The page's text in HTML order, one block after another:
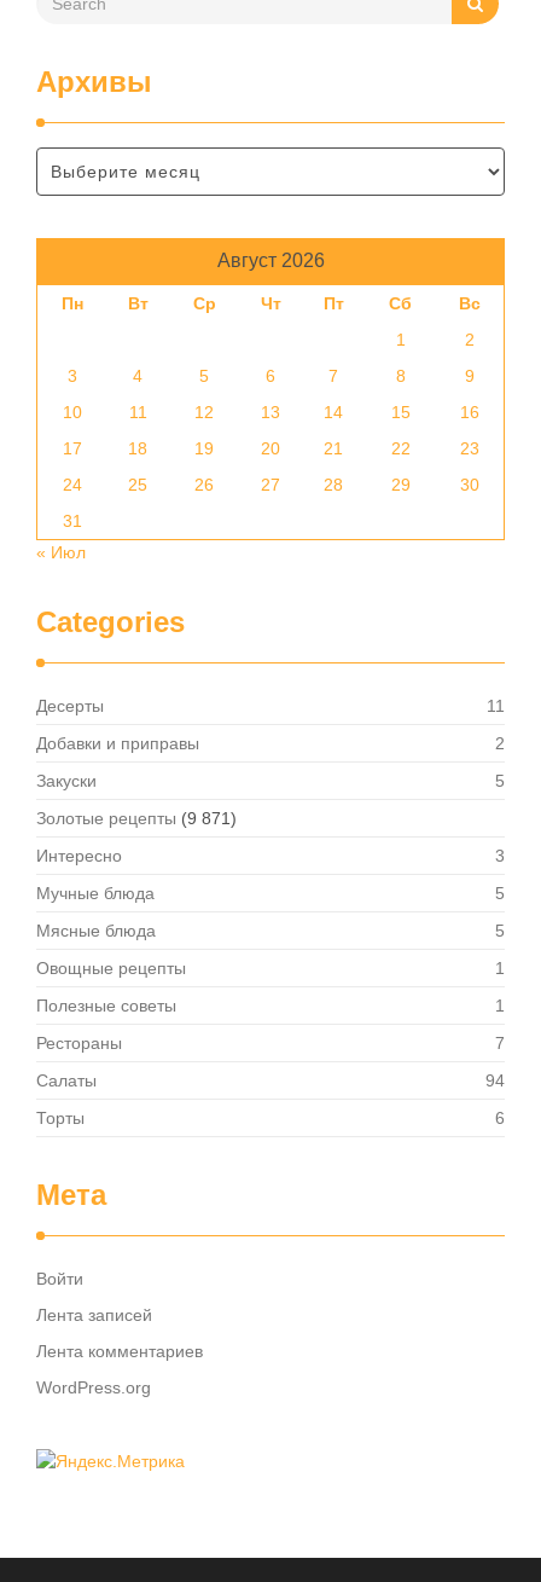
Архивы
Август 2026
Пн Вт Ср Чт Пт Сб
Вс
1
2
3
4 5 6 7 8
9
10
11 12 13 14 15
16
17
18 19 20 21 22
23
24
25 26 27 28 29
30
31
« Июл
Categories
Десерты
11
Добавки и приправы
2
Закуски
5
Золотые рецепты (9 871)
Интересно
3
Мучные блюда
5
Мясные блюда
5
Овощные рецепты
1
Полезные советы
1
Рестораны
7
Салаты
94
Торты
6
Мета
Войти
Лента записей
Лента комментариев
WordPress.org